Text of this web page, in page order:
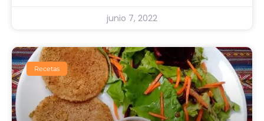
junio 7, 2022
Recetas